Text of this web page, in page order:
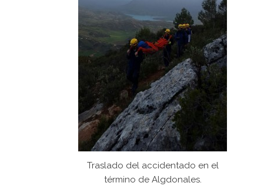
Traslado del accidentado en el
término de Algdonales.